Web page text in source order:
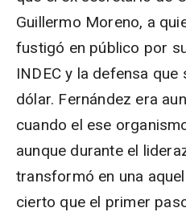
Guillermo Moreno, a
fustigó en público por
INDEC y la defensa
dólar. Fernández era
cuando el ese
aunque durante el
transformó en una
cierto que el primer